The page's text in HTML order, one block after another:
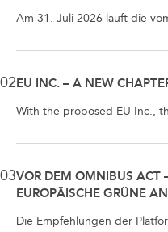
Am 31. Juli 2026 läuft die
02EU INC. – A NEW
With the proposed EU Inc.,
03VOR DEM OMNIBUS ACT
EUROPÄISCHE GRÜNE
Die Empfehlungen der